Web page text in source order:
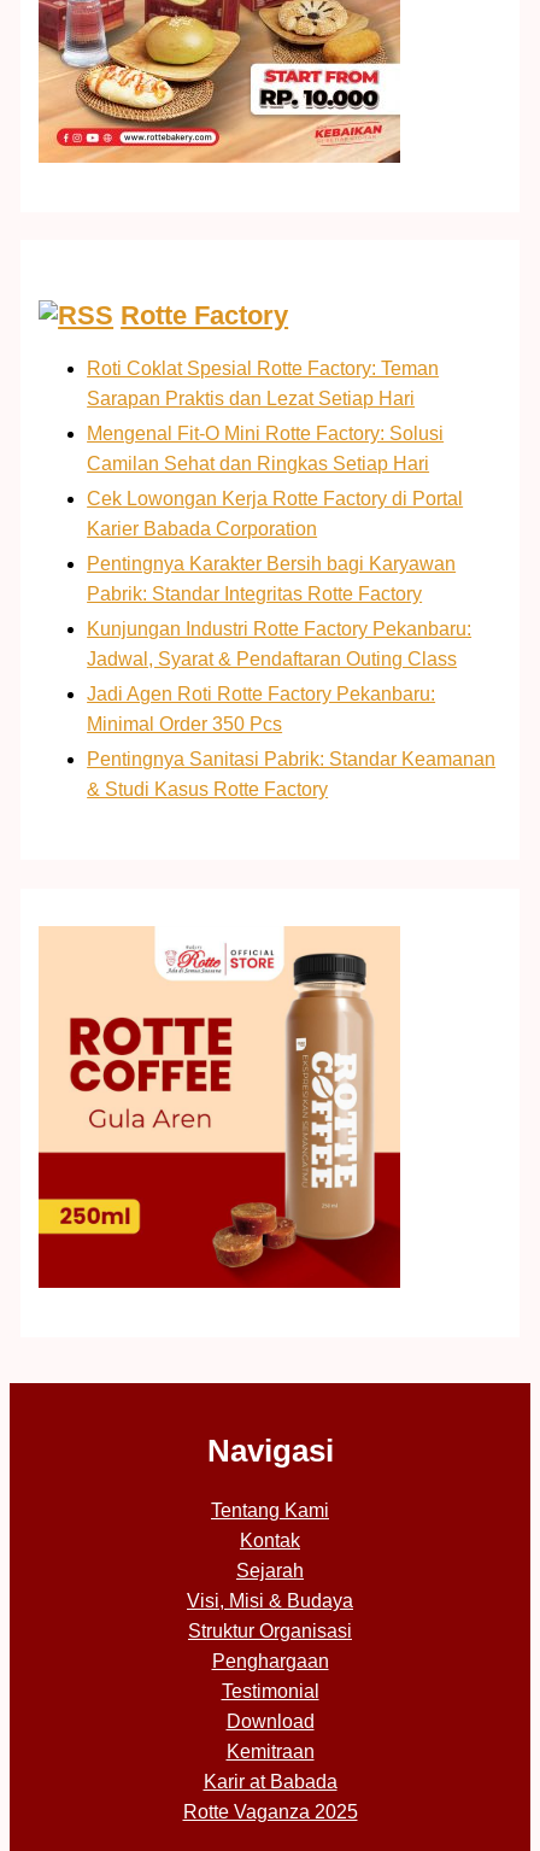
Rotte Factory
Roti Coklat Spesial Rotte Factory: Teman
Sarapan Praktis dan Lezat Setiap Hari
Mengenal Fit-O Mini Rotte Factory: Solusi
Camilan Sehat dan Ringkas Setiap Hari
Cek Lowongan Kerja Rotte Factory di Portal
Karier Babada Corporation
Pentingnya Karakter Bersih bagi Karyawan
Pabrik: Standar Integritas Rotte Factory
Kunjungan Industri Rotte Factory Pekanbaru:
Jadwal, Syarat & Pendaftaran Outing Class
Jadi Agen Roti Rotte Factory Pekanbaru:
Minimal Order 350 Pcs
Pentingnya Sanitasi Pabrik: Standar Keamanan
& Studi Kasus Rotte Factory
Navigasi
Tentang Kami
Kontak
Sejarah
Visi, Misi & Budaya
Struktur Organisasi
Penghargaan
Testimonial
Download
Kemitraan
Karir at Babada
Rotte Vaganza 2025